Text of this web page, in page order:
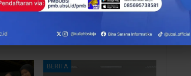
More From Author
BERITA